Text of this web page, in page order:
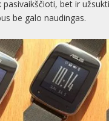
bet ir
be galo naudingas.